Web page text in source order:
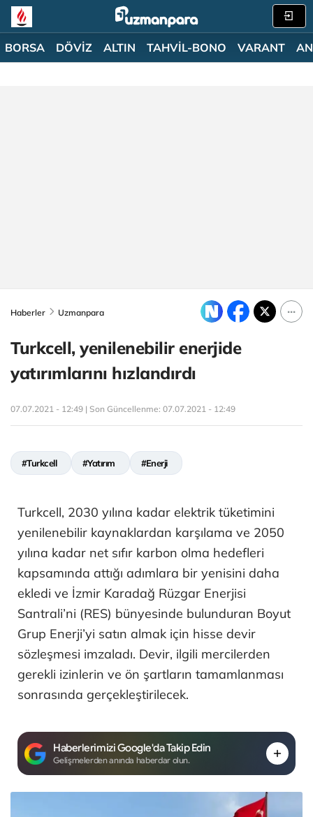
BORSA DÖVİZ ALTIN TAHVİL-BONO VARANT
Haberler Uzmanpara
Turkcell, yenilenebilir enerjide
yatırımlarını hızlandırdı
07.07.2021 - 12:49 | Son Güncellenme: 07.07.2021 - 12:49
#Turkcell #Yatırım #Enerji
Turkcell, 2030 yılına kadar elektrik tüketimini
yenilenebilir kaynaklardan karşılama ve 2050
yılına kadar net sıfır karbon olma hedefleri
kapsamında attığı adımlara bir yenisini daha
ekledi ve İzmir Karadağ Rüzgar Enerjisi
Santrali’ni (RES) bünyesinde bulunduran Boyut
Grup Enerji’yi satın almak için hisse devir
sözleşmesi imzaladı. Devir, ilgili mercilerden
gerekli izinlerin ve ön şartların tamamlanması
sonrasında gerçekleştirilecek.
Haberlerimizi Google'da Takip Edin
Gelişmelerden anında haberdar olun.